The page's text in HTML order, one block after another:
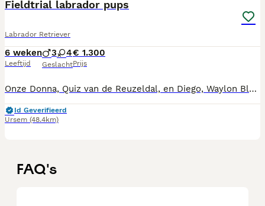
Fieldtrial labrador pups
Labrador Retriever
6 weken
Leeftijd
3 4
Geslacht
€ 1.300
Prijs
Onze Donna, Quiz van de Reuzeldal, en Diego, Waylon Blackfen, zijn de trotse ouders geworden van 7 heerlijke pups. 4 prachtige dames en 3 geweldige heren. Dit gelegenheidsnestje is geboren op 24 juni. Ze groeien als kool en beginnen al een beetje te lopen. De pups groeien op bij ons in huis, dus ze zullen als ze naar hun gouden mandje verhuizen al gewend zijn aan de huiselijke geluiden, zoals de stofzuiger. Uiteraard worden de pups ontwormd en krijgen zij een chip. Ook zullen ze door de dierenarts worden nagekeken en krijgen zij hun eigen paspoort mee. Ben je al verliefd geworden op een van deze geweldige schatjes, neem dan gerust contact met ons op om ze eens live te komen bewonderen. Wij zoeken voor 3 dames en 3 heren nog een fijne plek, waar lekker met ze gespeeld, geknuffeld en gewerkt gaat worden. Pappa hond is een uitstekende jachthond en gaat wekelijks mee het veld in. Mamma is een leergierige huishond. Uiteraard is de moederhond bij ons in huis.
Id Geverifieerd
Ursem (48.4km)
FAQ's